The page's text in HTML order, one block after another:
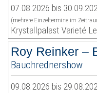
07.08.2026 bis
(mehrere Einzeltermine im
Krystallpalast Varieté
Roy Reinker –
Bauchrednershow
09.08.2026 bis